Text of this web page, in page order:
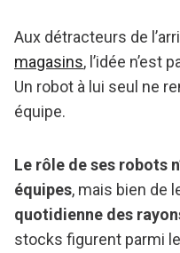
Aux détracteurs de
magasins, l’idée n’est
Un robot à lui seul ne
équipe.
Le rôle de ses robots
équipes, mais bien de
quotidienne des
stocks figurent parmi